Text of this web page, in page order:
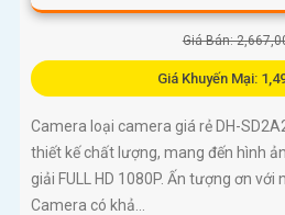
Giá Bán:
Giá Khuyến Mại:
Camera loại camera giá rẻ DH-
thiết kế chất lượng, mang đến hình
giải FULL HD 1080P. Ấn tượng ơn với
Camera có khả...